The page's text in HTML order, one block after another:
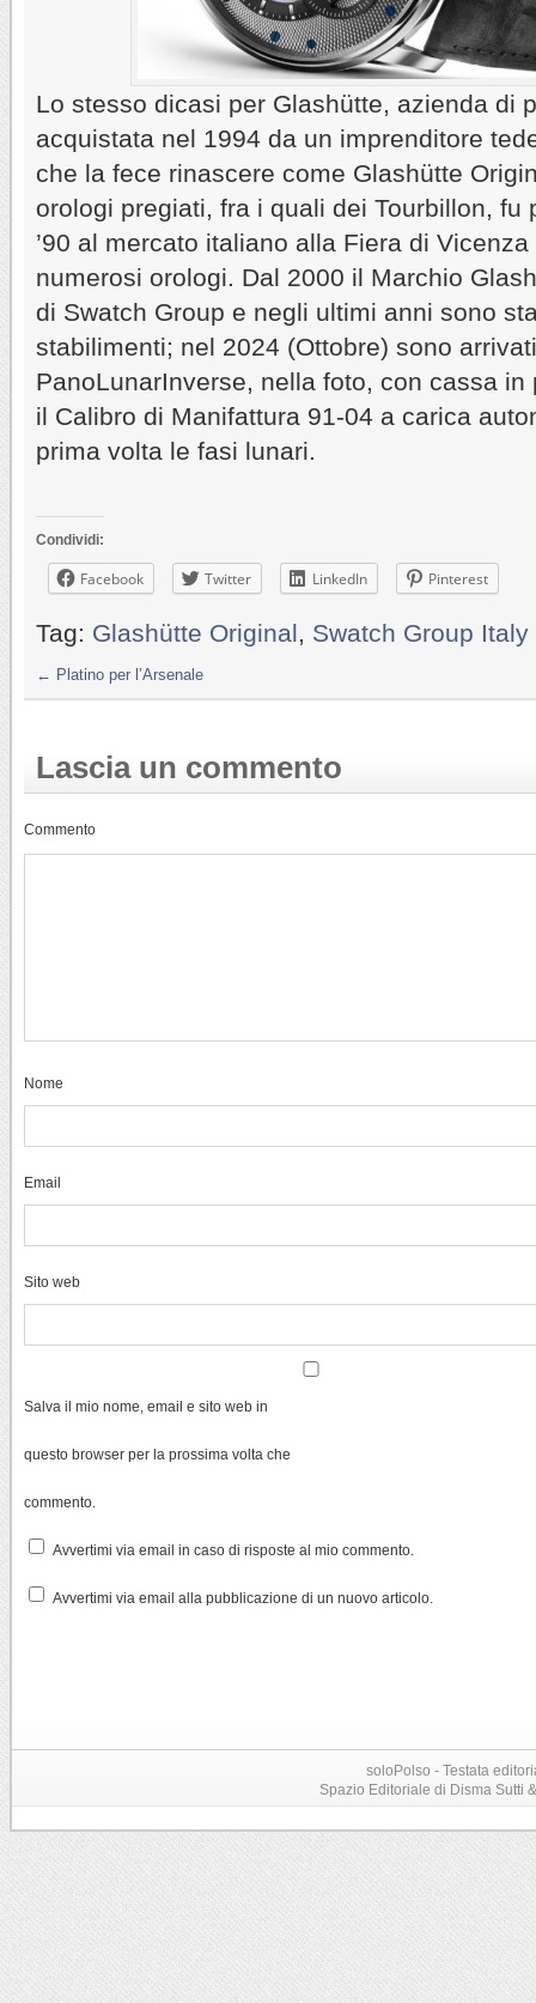
Lo stesso dicasi per Glashütte, azienda di
acquistata nel 1994 da un imprenditore
che la fece rinascere come Glashütte
orologi pregiati, fra i quali dei Tourbillon, fu
’90 al mercato italiano alla Fiera di
numerosi orologi. Dal 2000 il Marchio
di Swatch Group e negli ultimi anni sono
stabilimenti; nel 2024 (Ottobre) sono
PanoLunarInverse, nella foto, con cassa
il Calibro di Manifattura 91-04 a carica
prima volta le fasi lunari.
Condividi:
Facebook Twitter LinkedIn Pinterest
Tag: Glashütte Original, Swatch Group Italy
← Platino per l’Arsenale
Lascia un commento
Commento
Nome
Email
Sito web
Salva il mio nome, email e sito web in
questo browser per la prossima volta che
commento.
Avvertimi via email in caso di risposte al mio commento.
Avvertimi via email alla pubblicazione di un nuovo articolo.
soloPolso - Testata
Spazio Editoriale di Disma Sutti